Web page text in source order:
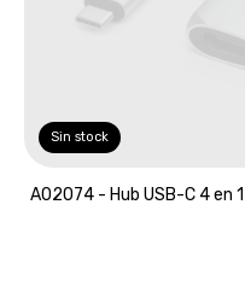
Sin stock
A02074 - Hub USB-C 4 en 1